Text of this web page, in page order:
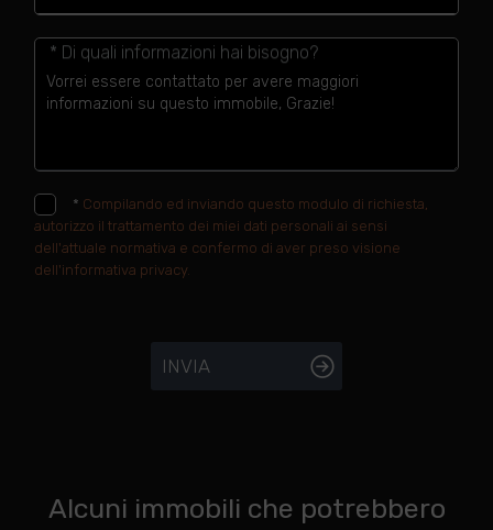
* Di quali informazioni hai bisogno?
* Compilando ed inviando questo modulo di richiesta,
autorizzo il trattamento dei miei dati personali ai sensi
dell'attuale normativa e confermo di aver preso visione
dell'informativa privacy.
INVIA
Alcuni immobili che potrebbero